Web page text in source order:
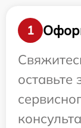
1
оставьте